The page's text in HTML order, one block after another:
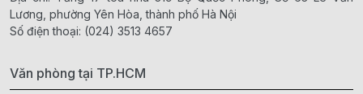
Lương, phường Yên Hòa, thành phố Hà Nội
Số điện thoại: (024) 3513 4657
Văn phòng tại TP.HCM